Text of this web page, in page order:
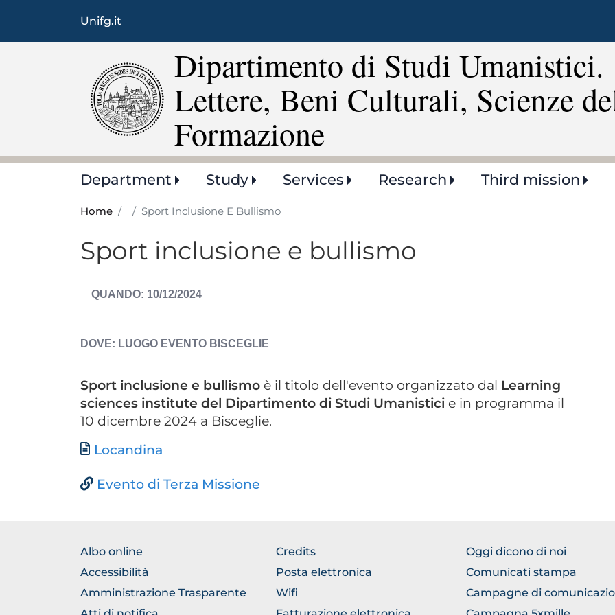
main
content
Unifg.it
Dipartimento di Studi Umanistici.
Lettere, Beni Culturali, Scienze
Formazione
Main
navigation
Department Study Services Research Third mission
Home Sport Inclusione E Bullismo
Sport inclusione e bullismo
DATA
10/12/2024
LUOGO EVENTO BISCEGLIE
Sport inclusione e bullismo è il titolo dell'evento organizzato dal Learning
sciences institute del Dipartimento di Studi Umanistici e in programma il
10 dicembre 2024 a Bisceglie.
Document
Locandina
Evento di Terza Missione
BROWSE
THE
SECTION
Albo online
Accessibilità
Amministrazione Trasparente
BROWSE
THE
SECTION
Credits
Posta elettronica
Wifi
BROWSE
THE
SECTION
Oggi dicono di noi
Comunicati stampa
Campagne di